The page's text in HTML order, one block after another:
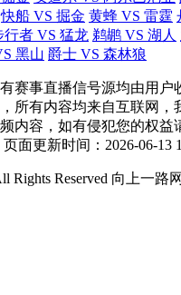
快船 VS 掘金 黄蜂 VS 雷霆
行者 VS 猛龙 鹈鹕 VS 湖人
黑山 爵士 VS 森林狼
赛事直播信号源均由用户
所有内容均来自互联网，
内容，如有侵犯您的权益
面更新时间：2026-06-13
Rights Reserved 向上一路